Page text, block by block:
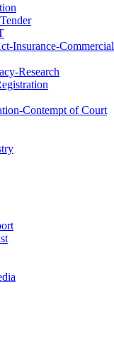
Insurance-Commercial
Research
Contempt of Court